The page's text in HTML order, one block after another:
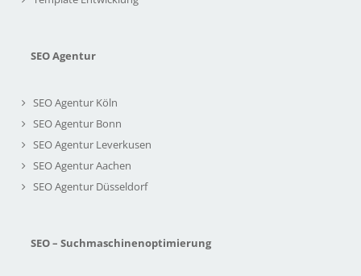
SEO Agentur
SEO Agentur Köln
SEO Agentur Bonn
SEO Agentur Leverkusen
SEO Agentur Aachen
SEO Agentur Düsseldorf
SEO – Suchmaschinenoptimierung